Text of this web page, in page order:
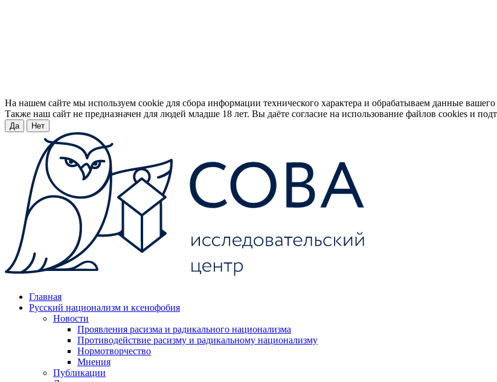
На нашем сайте мы используем cookie для сбора информации технического характера и обрабатываем данные
Также наш сайт не предназначен для людей младше 18 лет. Вы даёте согласие на использование файлов cookies и
Да Нет
Главная
Русский национализм и ксенофобия
Новости
Проявления расизма и радикального национализма
Противодействие расизму и радикальному национализму
Нормотворчество
Мнения
Публикации